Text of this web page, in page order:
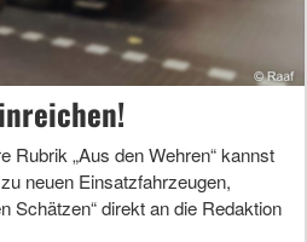
Rubrik „Aus den Wehren“ kannst
neuen Einsatzfahrzeugen,
Schätzen“ direkt an die Redaktion